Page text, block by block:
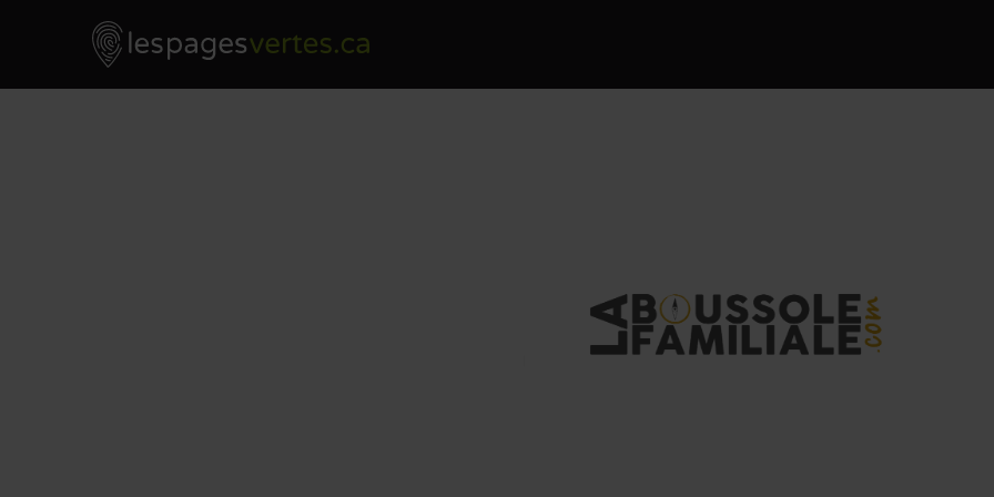
Skip to contentLes Pages Vertes - Go to homepage